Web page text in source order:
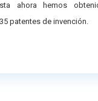
ahora hemos
patentes de invención.